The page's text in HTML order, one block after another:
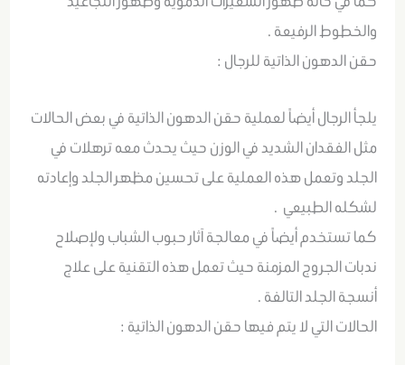
والخطوط الرفيعة .
حقن الدهون الذاتية للرجال :
يلجأ الرجال أيضاً لعملية حقن الدهون الذاتية في بعض الحالات
مثل الفقدان الشديد في الوزن حيث يحدث معه ترهلات في
الجلد وتعمل هذه العملية على تحسين مظهر الجلد وإعادته
لشكله الطبيعي .
كما تستخدم أيضاً في معالجة آثار حبوب الشباب ولإصلاح
ندبات الجروج المزمنة حيث تعمل هذه التقنية على علاج
أنسجة الجلد التالفة .
الحالات التي لا يتم فيها حقن الدهون الذاتية :